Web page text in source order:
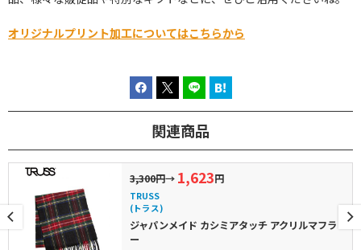
オリジナルプリント加工についてはこちらから
関連商品
3,300円→ 1,623円
TRUSS
(トラス)
ジャパンメイド カシミアタッチ アクリルマフラ
ー